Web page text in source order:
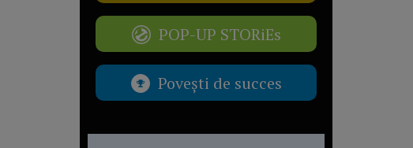
POP-UP STORiEs
Povești de succes